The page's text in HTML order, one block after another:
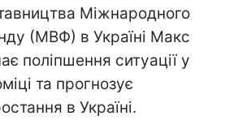
Міжнародного
(МВФ) в Україні Макс
поліпшення ситуації у
та прогнозує
в Україні.